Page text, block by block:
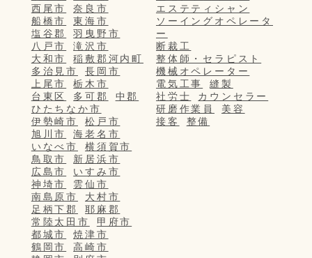
西尾市
奈良市
船橋市
東海市
塩谷郡
羽曳野市
八戸市
滝沢市
大和市
稲敷郡河内町
多治見市
長岡市
上尾市
栃木市
台東区
多可郡
中郡
ひたちなか市
伊勢崎市
松戸市
旭川市
海老名市
いなべ市
横須賀市
鳥取市
新居浜市
広島市
いすみ市
神埼市
雲仙市
南島原市
大村市
足柄下郡
耶麻郡
常陸太田市
甲府市
都城市
焼津市
鶴岡市
高崎市
エステティシャン
ソーイングオペレータ
ー
断裁工
整体師・セラピスト
機械オペレーター
電気工事
縫製
社労士
カウンセラー
研磨作業員
美容
接客
整備